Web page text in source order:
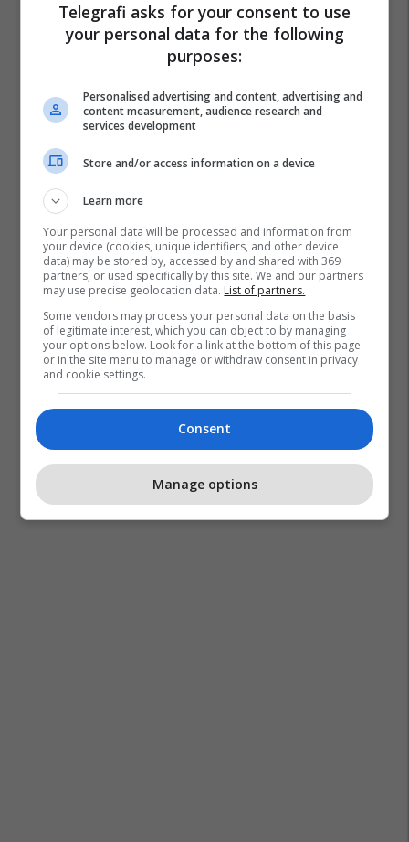
Telegrafi asks for your consent to use
your personal data for the following
purposes:
Personalised advertising and content, advertising and
content measurement, audience research and
services development
Store and/or access information on a device
Learn more
Your personal data will be processed and information from
your device (cookies, unique identifiers, and other device
data) may be stored by, accessed by and shared with 369
partners, or used specifically by this site. We and our partners
may use precise geolocation data. List of partners.
Some vendors may process your personal data on the basis
of legitimate interest, which you can object to by managing
your options below. Look for a link at the bottom of this page
or in the site menu to manage or withdraw consent in privacy
and cookie settings.
Consent
Manage options